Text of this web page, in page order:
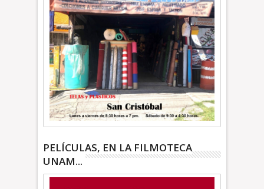
PELÍCULAS, EN LA FILMOTECA
UNAM...